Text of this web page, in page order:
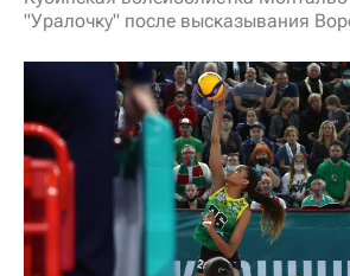
"Уралочку" после высказывания